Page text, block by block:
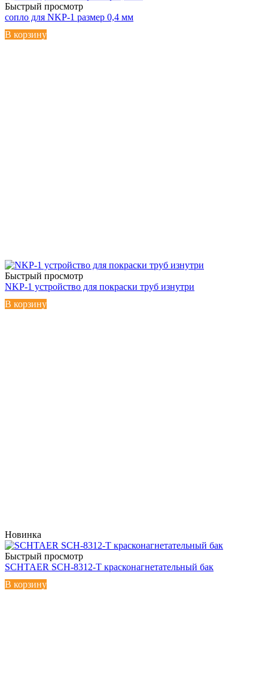
Быстрый просмотр
сопло для NKP-1 размер 0,4 мм
В корзину
Быстрый просмотр
NKP-1 устройство для покраски труб изнутри
В корзину
Новинка
Быстрый просмотр
SCHTAER SCH-8312-T красконагнетательный бак
В корзину